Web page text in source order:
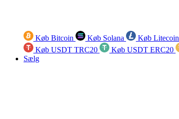
Køb Bitcoin Køb Solana Køb Litecoin
Køb USDT TRC20
Køb USDT ERC20
Sælg